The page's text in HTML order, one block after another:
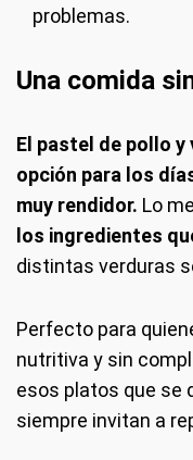
problemas.
Una comida
El pastel de pollo
opción para los
muy rendidor. Lo
los ingredientes
distintas verduras
Perfecto para
nutritiva y sin
esos platos que se
siempre invitan a